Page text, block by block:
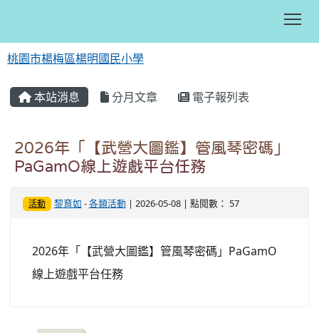
桃園市楊梅區楊明國民小學
本站消息 分月文章 電子報列表
2026年「【武營大圖鑑】管風琴密碼」
PaGamO線上遊戲平台任務
活動 黎育如 -各類活動 | 2026-05-08 | 點閱數： 57
2026年「【武營大圖鑑】管風琴密碼」PaGamO
線上遊戲平台任務